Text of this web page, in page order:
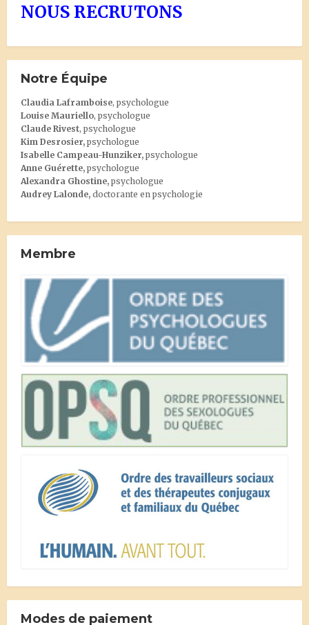
NOUS RECRUTONS
Notre Équipe
Claudia Laframboise, psychologue
Louise Mauriello, psychologue
Claude Rivest, psychologue
Kim Desrosier, psychologue
Isabelle Campeau-Hunziker, psychologue
Anne Guérette, psychologue
Alexandra Ghostine, psychologue
Audrey Lalonde, doctorante en psychologie
Membre
Modes de paiement